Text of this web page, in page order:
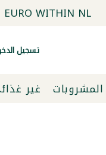
EURO WITHIN NL
تسجيل
المشروبات غير